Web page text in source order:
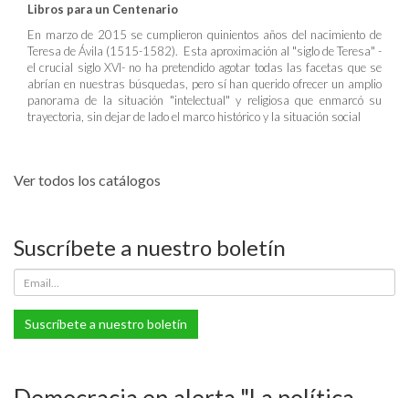
Libros para un Centenario
En marzo de 2015 se cumplieron quinientos años del nacimiento de
Teresa de Ávila (1515-1582). Esta aproximación al "siglo de Teresa" -
el crucial siglo XVI- no ha pretendido agotar todas las facetas que se
abrían en nuestras búsquedas, pero sí han querido ofrecer un amplio
panorama de la situación "intelectual" y religiosa que enmarcó su
trayectoria, sin dejar de lado el marco histórico y la situación social
Ver todos los catálogos
Suscríbete a nuestro boletín
Suscríbete a nuestro boletín